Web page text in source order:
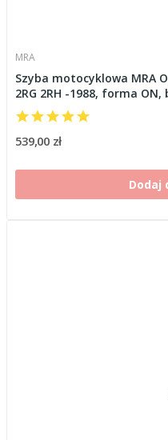
MRA
Szyba motocyklowa MRA
2RG 2RH -1988, forma
539,00 zł
Dodaj